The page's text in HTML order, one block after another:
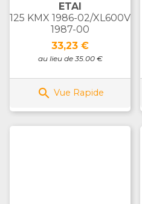
ETAI
125 KMX 1986-02/XL600V
1987-00
Prix
33,23 €
au lieu de 35.00 €
 Vue Rapide